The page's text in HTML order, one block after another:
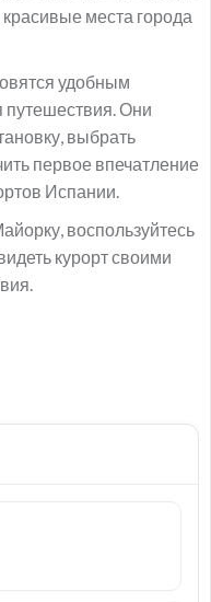
места города
удобным
путешествия. Они
выбрать
первое впечатление
Испании.
воспользуйтесь
курорт своими